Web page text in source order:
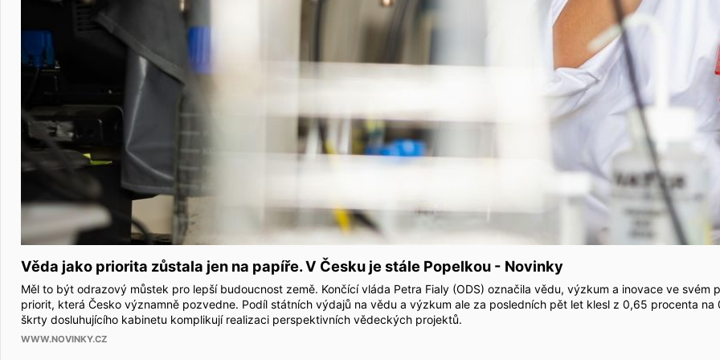
Věda jako priorita zůstala jen na papíře. V Česku je stále Popelkou - Novinky
Měl to být odrazový můstek pro lepší budoucnost země. Končící vláda Petra Fialy (ODS) označila vědu, výzkum a inovace ve
priorit, která Česko významně pozvedne. Podíl státních výdajů na vědu a výzkum ale za posledních pět let klesl z 0,65 procenta
škrty dosluhujícího kabinetu komplikují realizaci perspektivních vědeckých projektů.
WWW.NOVINKY.CZ